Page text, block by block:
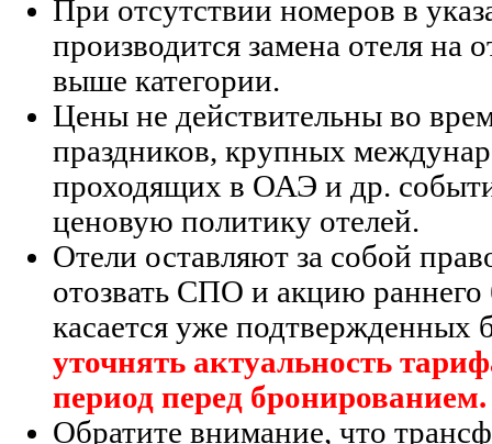
При отсутствии номеров в
производится замена отеля на
выше категории.
Цены не действительны во
праздников, крупных
проходящих в ОАЭ и др.
ценовую политику отелей.
Отели оставляют за собой
отозвать СПО и акцию
касается уже подтвержденных
уточнять актуальность
период перед бронированием.
Обратите внимание, что